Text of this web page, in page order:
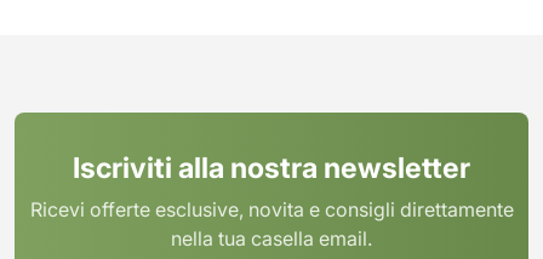
Iscriviti alla nostra newsletter
Ricevi offerte esclusive, novita e consigli direttamente
nella tua casella email.